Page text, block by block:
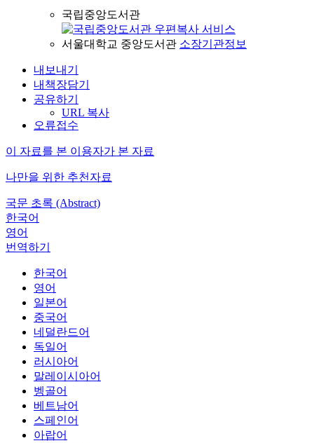
국립중앙도서관
서울대학교 중앙도서관 소장기관정보
내보내기
내책장담기
공유하기
URL 복사
오류접수
이 자료를 본 이용자가 본 자료
나만을 위한 추천자료
국문 초록 (Abstract)
한국어
영어
번역하기
한국어
영어
일본어
중국어
네덜란드어
독일어
러시아어
말레이시아어
벵골어
베트남어
스페인어
아랍어